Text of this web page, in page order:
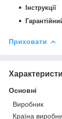
Інструкції
Приховати
Основні
Виробник
Країна